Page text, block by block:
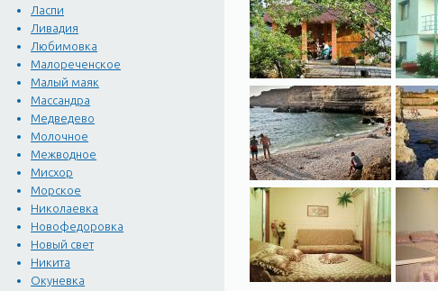
Ласпи
Ливадия
Любимовка
Малореченское
Малый маяк
Массандра
Медведево
Молочное
Межводное
Мисхор
Морское
Николаевка
Новофедоровка
Новый свет
Никита
Окуневка